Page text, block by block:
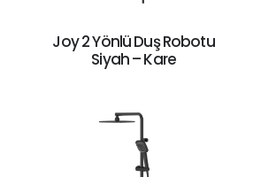
Joy 2 Yönlü Duş Robotu
Siyah – Kare